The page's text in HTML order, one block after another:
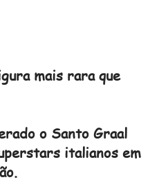
mais rara que
o Santo Graal
italianos em